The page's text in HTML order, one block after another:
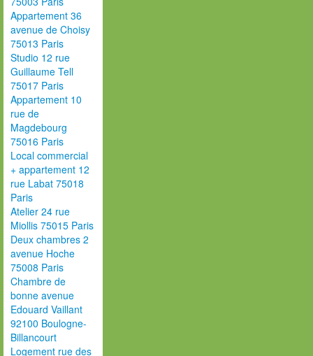
Appartement 36
avenue de Choisy
75013 Paris
Studio 12 rue
Guillaume Tell
75017 Paris
Appartement 10
rue de
Magdebourg
75016 Paris
Local commercial
+ appartement 12
rue Labat 75018
Paris
Atelier 24 rue
Miollis 75015 Paris
Deux chambres 2
avenue Hoche
75008 Paris
Chambre de
bonne avenue
Edouard Vaillant
92100 Boulogne-
Billancourt
Logement rue des